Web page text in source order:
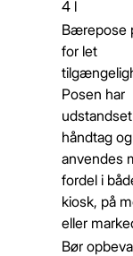
4 l
Bærepose
for let
Posen har
udstandset
håndtag og
anvendes
fordel i
kiosk, på
eller
Bør